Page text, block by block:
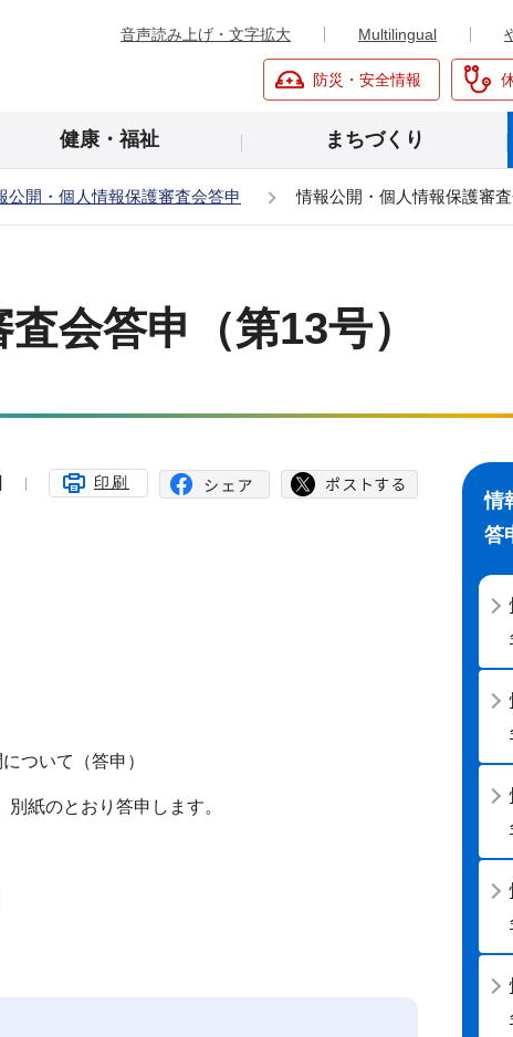
音声読み上げ・文字拡大 Multilingual
防災・安全情報
健康・福祉 まちづくり
公開・個人情報保護審査会答申 情報公開・個人情報保護審査
会答申（第13号）
印刷
ついて（答申）
紙のとおり答申します。
情
答